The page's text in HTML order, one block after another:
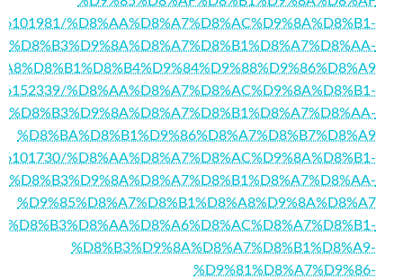
%D8%AA%D8%A7%D8%AC%D9%8A%D8%B1-
%D8%B3%D9%8A%D8%A7%D8%B1%D8%A7%D8%AA-
%D8%AA%D8%A7%D8%AC%D9%8A%D8%B1-
%D8%B3%D9%8A%D8%A7%D8%B1%D8%A7%D8%AA-
%D8%BA%D8%B1%D9%86%D8%A7%D8%B7%D8%A9
%D8%AA%D8%A7%D8%AC%D9%8A%D8%B1-
%D8%B3%D9%8A%D8%A7%D8%B1%D8%A7%D8%AA-
%D9%85%D8%A7%D8%B1%D8%A8%D9%8A%D8%A7
%D8%B3%D9%8A%D8%A7%D8%B1%D8%A9-
%D9%81%D8%A7%D9%86-